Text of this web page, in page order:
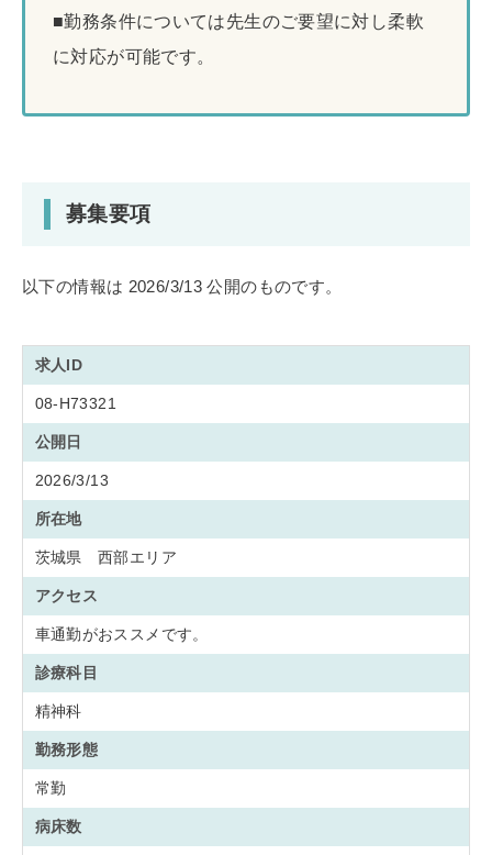
■勤務条件については先生のご要望に対し柔軟
に対応が可能です。
募集要項
以下の情報は 2026/3/13 公開のものです。
求人ID
08-H73321
公開日
2026/3/13
所在地
茨城県 西部エリア
アクセス
車通勤がおススメです。
診療科目
精神科
勤務形態
常勤
病床数